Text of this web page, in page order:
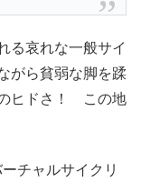
る哀れな一般サイ
がら貧弱な脚を蹂
ヒドさ！ この地
チャルサイクリ